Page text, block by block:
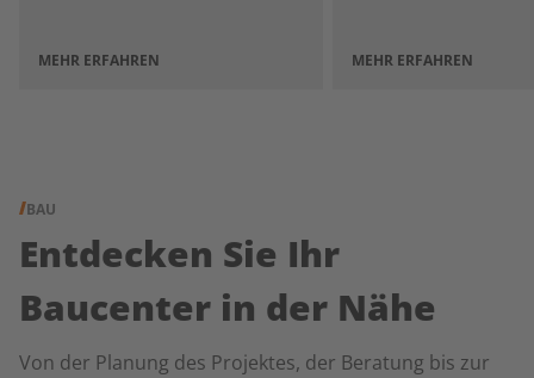
MEHR ERFAHREN MEHR ERFAHREN
BAU
Entdecken Sie Ihr
Baucenter in der Nähe
Von der Planung des Projektes, der Beratung bis zur